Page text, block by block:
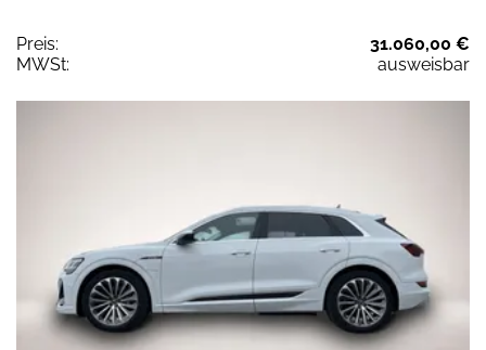
Preis:
31.060,00 €
MWSt:
ausweisbar